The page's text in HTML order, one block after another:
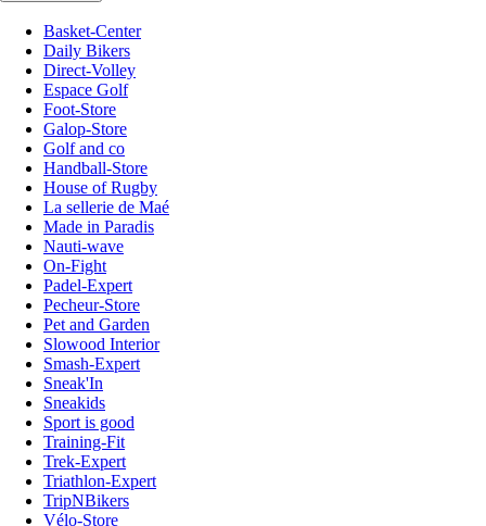
Basket-Center
Daily Bikers
Direct-Volley
Espace Golf
Foot-Store
Galop-Store
Golf and co
Handball-Store
House of Rugby
La sellerie de Maé
Made in Paradis
Nauti-wave
On-Fight
Padel-Expert
Pecheur-Store
Pet and Garden
Slowood Interior
Smash-Expert
Sneak'In
Sneakids
Sport is good
Training-Fit
Trek-Expert
Triathlon-Expert
TripNBikers
Vélo-Store